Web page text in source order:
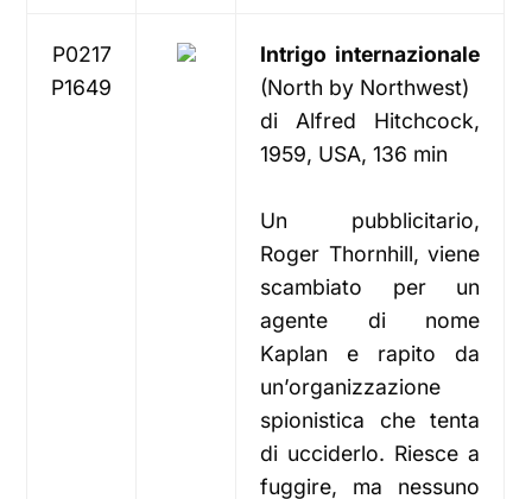
P0217
P1649
Intrigo internazionale
(North by Northwest)
di Alfred Hitchcock,
1959, USA, 136 min
Un pubblicitario,
Roger Thornhill, viene
scambiato per un
agente di nome
Kaplan e rapito da
un’organizzazione
spionistica che tenta
di ucciderlo. Riesce a
fuggire, ma nessuno